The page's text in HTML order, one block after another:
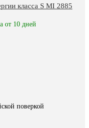
класса S MI 2885
от 10 дней
поверкой